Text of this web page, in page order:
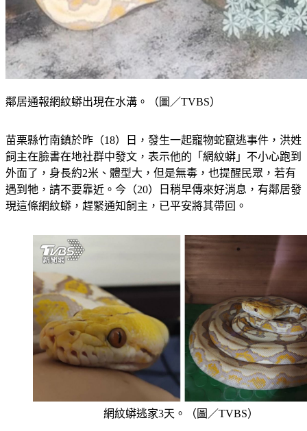
鄰居通報網紋蟒出現在水溝。（圖／TVBS）
苗栗縣竹南鎮於昨（18）日，發生一起寵物蛇竄逃事件，洪姓
飼主在臉書在地社群中發文，表示他的「網紋蟒」不小心跑到
外面了，身長約2米、體型大，但是無毒，也提醒民眾，若有
遇到牠，請不要靠近。今（20）日稍早傳來好消息，有鄰居發
現這條網紋蟒，趕緊通知飼主，已平安將其帶回。
網紋蟒逃家3天。（圖／TVBS）